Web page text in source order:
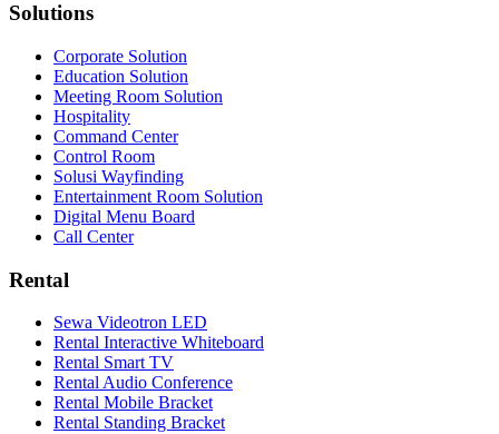
Solutions
Corporate Solution
Education Solution
Meeting Room Solution
Hospitality
Command Center
Control Room
Solusi Wayfinding
Entertainment Room Solution
Digital Menu Board
Call Center
Rental
Sewa Videotron LED
Rental Interactive Whiteboard
Rental Smart TV
Rental Audio Conference
Rental Mobile Bracket
Rental Standing Bracket